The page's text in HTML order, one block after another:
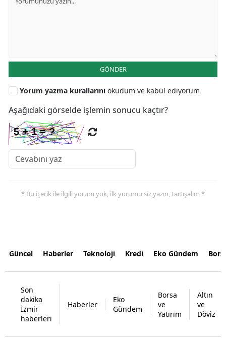
GÖNDER
Yorum yazma kurallarını okudum ve kabul ediyorum
Aşağıdaki görselde işlemin sonucu kaçtır?
* Bu içerik ile ilgili yorum yok, ilk yorumu siz yazın, tartışalım *
Güncel Haberler Teknoloji Kredi Eko Gündem
Son
dakika
İzmir
haberleri
Haberler
Eko
Gündem
Borsa
ve
Yatırım
Altın
ve
Döviz